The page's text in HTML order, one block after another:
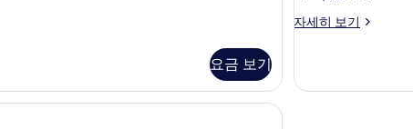
요금 보기
자세히 보기
객
히